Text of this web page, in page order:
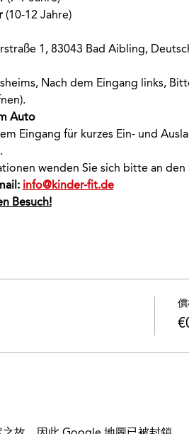
(10-12 Jahre)
1, 83043 Bad Aibling,
Nach dem Eingang links,
Auto
Eingang für kurzes Ein- und
wenden Sie sich bitte an
info@kinder-fit.de
Besuch!